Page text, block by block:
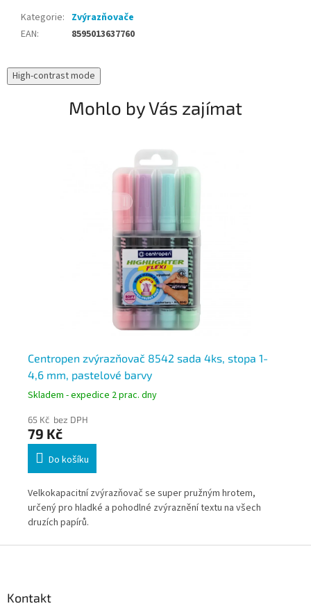
Kategorie: Zvýrazňovače
EAN: 8595013637760
High-contrast mode
Mohlo by Vás zajímat
Centropen zvýrazňovač 8542 sada 4ks, stopa 1-
4,6 mm, pastelové barvy
Skladem - expedice 2 prac. dny
65 Kč bez DPH
79 Kč
Do košíku
Velkokapacitní zvýrazňovač se super pružným hrotem,
určený pro hladké a pohodlné zvýraznění textu na všech
druzích papírů.
Kontakt